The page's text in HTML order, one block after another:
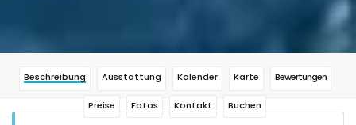
Beschreibung Ausstattung Kalender Karte Bewertungen
Preise Fotos Kontakt Buchen